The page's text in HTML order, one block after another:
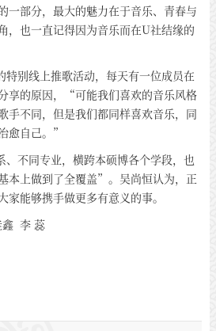
一部分，最大的魅力在于音乐、青春与
，也一直记得因为音乐而在U社结缘的
别线上推歌活动，每天有一位成员在
享的原因，“可能我们喜欢的音乐风格
手不同，但是我们都同样喜欢音乐，同
愈自己。”
、不同专业，横跨本硕博各个学段，也
本上做到了全覆盖”。吴尚恒认为，正
能够携手做更多有意义的事。
李 蕊